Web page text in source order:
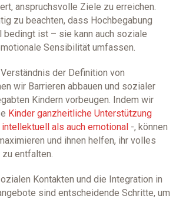
anspruchsvolle Ziele zu erreichen.
zu beachten, dass Hochbegabung
bedingt ist – sie kann auch soziale
Sensibilität umfassen.
der Definition von
wir Barrieren abbauen und sozialer
Kindern vorbeugen. Indem wir
Kinder ganzheitliche Unterstützung
als auch emotional-, können
und ihnen helfen, ihr volles
entfalten.
Kontakten und die Integration in
sind entscheidende Schritte, um